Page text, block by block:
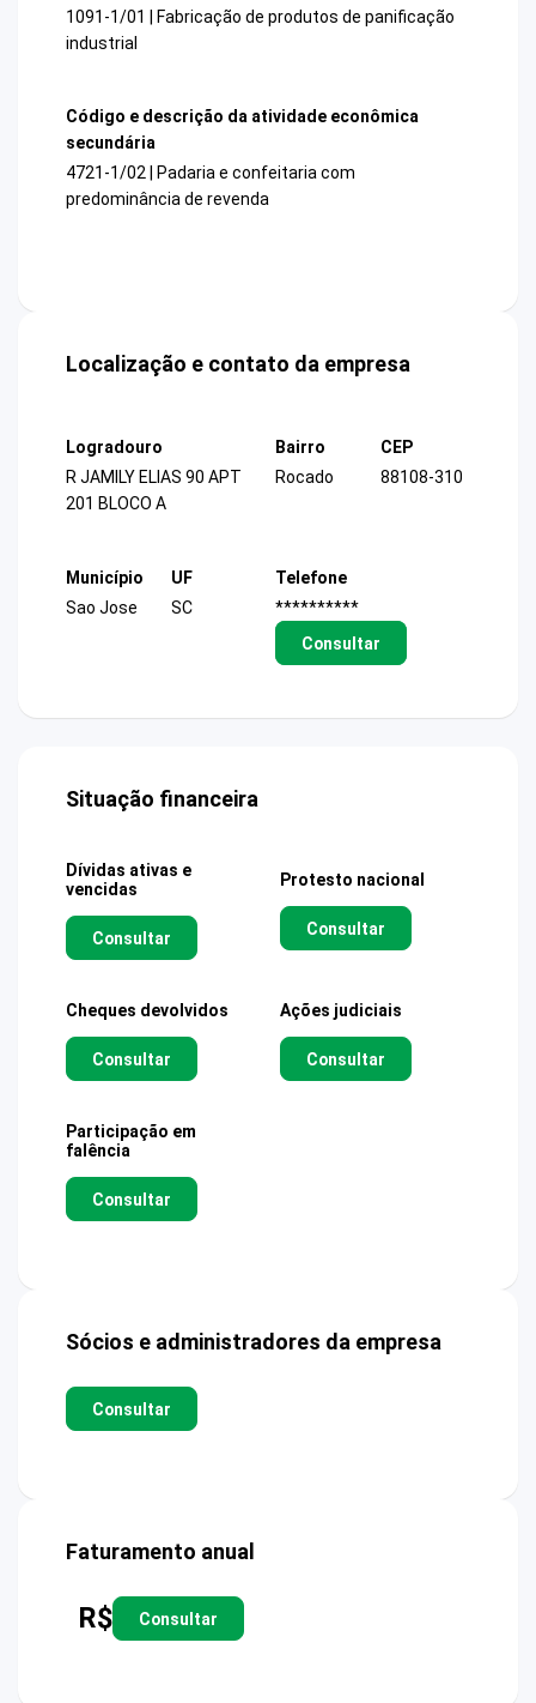
1091-1/01 | Fabricação de produtos de panificação
industrial
Código e descrição da atividade econômica
secundária
4721-1/02 | Padaria e confeitaria com
predominância de revenda
Localização e contato da empresa
Logradouro
R JAMILY ELIAS 90 APT
201 BLOCO A
Bairro
Rocado
CEP
88108-310
Município
Sao Jose
UF
SC
Telefone
**********
Consultar
Situação financeira
Dívidas ativas e
vencidas
Consultar
Protesto nacional
Consultar
Cheques devolvidos
Consultar
Ações judiciais
Consultar
Participação em
falência
Consultar
Sócios e administradores da empresa
Consultar
Faturamento anual
R$ Consultar